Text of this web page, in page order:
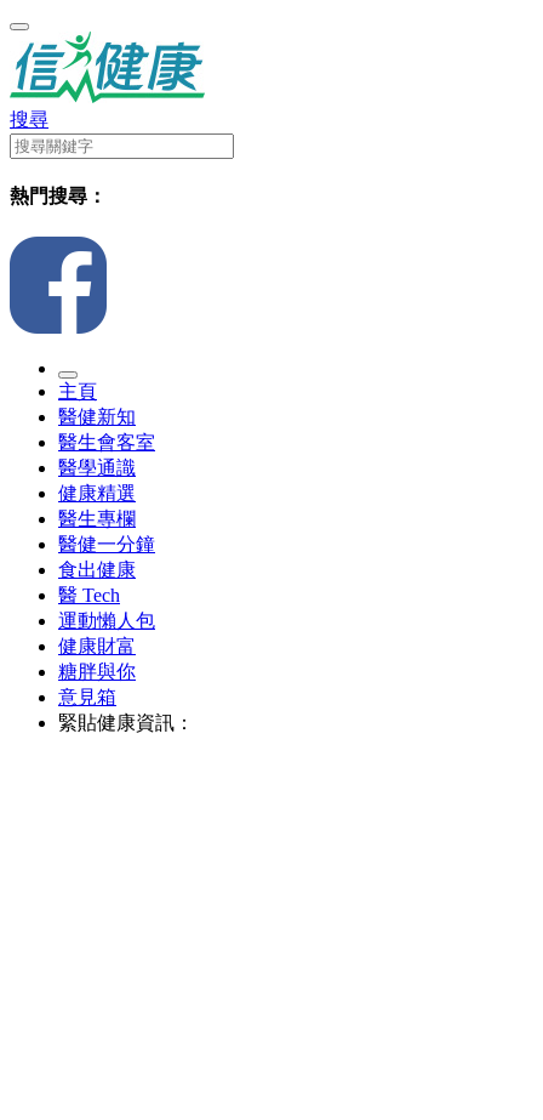
搜尋
熱門搜尋：
主頁
醫健新知
醫生會客室
醫學通識
健康精選
醫生專欄
醫健一分鐘
食出健康
醫 Tech
運動懶人包
健康財富
糖胖與你
意見箱
緊貼健康資訊：